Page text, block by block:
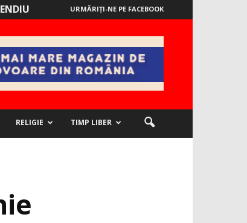
URMĂRIȚI-NE PE FACEBOOK
RELIGIE TIMP LIBER